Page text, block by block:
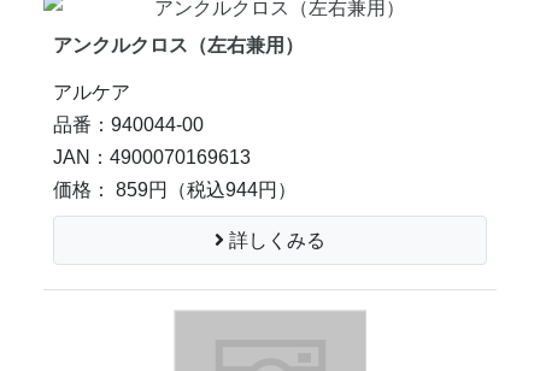
アンクルクロス（左右兼用）
アルケア
品番：940044-00
JAN：4900070169613
価格： 859円
（税込944円）
詳しくみる